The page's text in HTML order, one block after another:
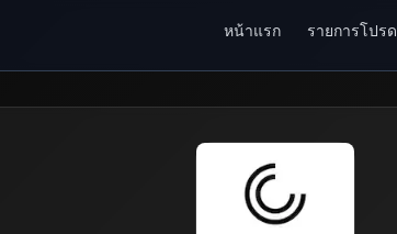
หน้าแรก รายการโปรด